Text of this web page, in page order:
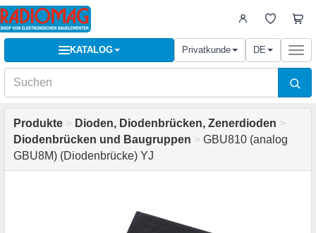
KATALOG Privatkunde DE
Produkte > Dioden, Diodenbrücken, Zenerdioden >
Diodenbrücken und Baugruppen > GBU810 (analog
GBU8M) (Diodenbrücke) YJ